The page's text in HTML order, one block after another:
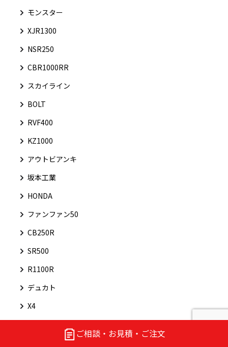
ご相談・お見積・ご注文
モンスター
XJR1300
NSR250
CBR1000RR
スカイライン
BOLT
RVF400
KZ1000
アウトビアンキ
坂本工業
HONDA
ファンファン50
CB250R
SR500
R1100R
デュカト
X4
ハンターカブ